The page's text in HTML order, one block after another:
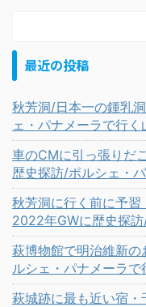
最近の投稿
秋芳洞/日本一の鍾乳
ェ・パナメーラで行く
車のCMに引っ張りだ
歴史探訪/ポルシェ・
秋芳洞に行く前に予習
2022年GWに歴史探
萩博物館で明治維新
ルシェ・パナメーラで
萩城跡に最も近い宿